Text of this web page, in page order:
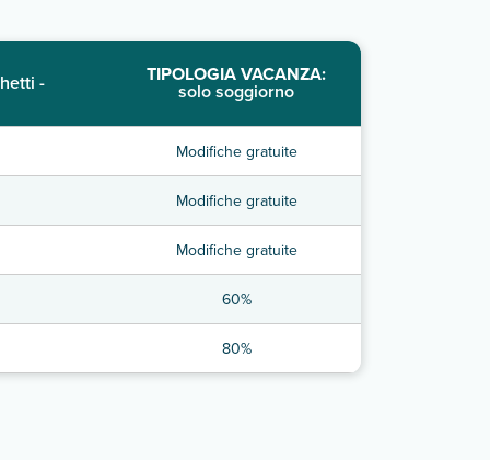
- TIPOLOGIA VACANZA:
solo soggiorno
Modifiche gratuite
Modifiche gratuite
Modifiche gratuite
60%
80%